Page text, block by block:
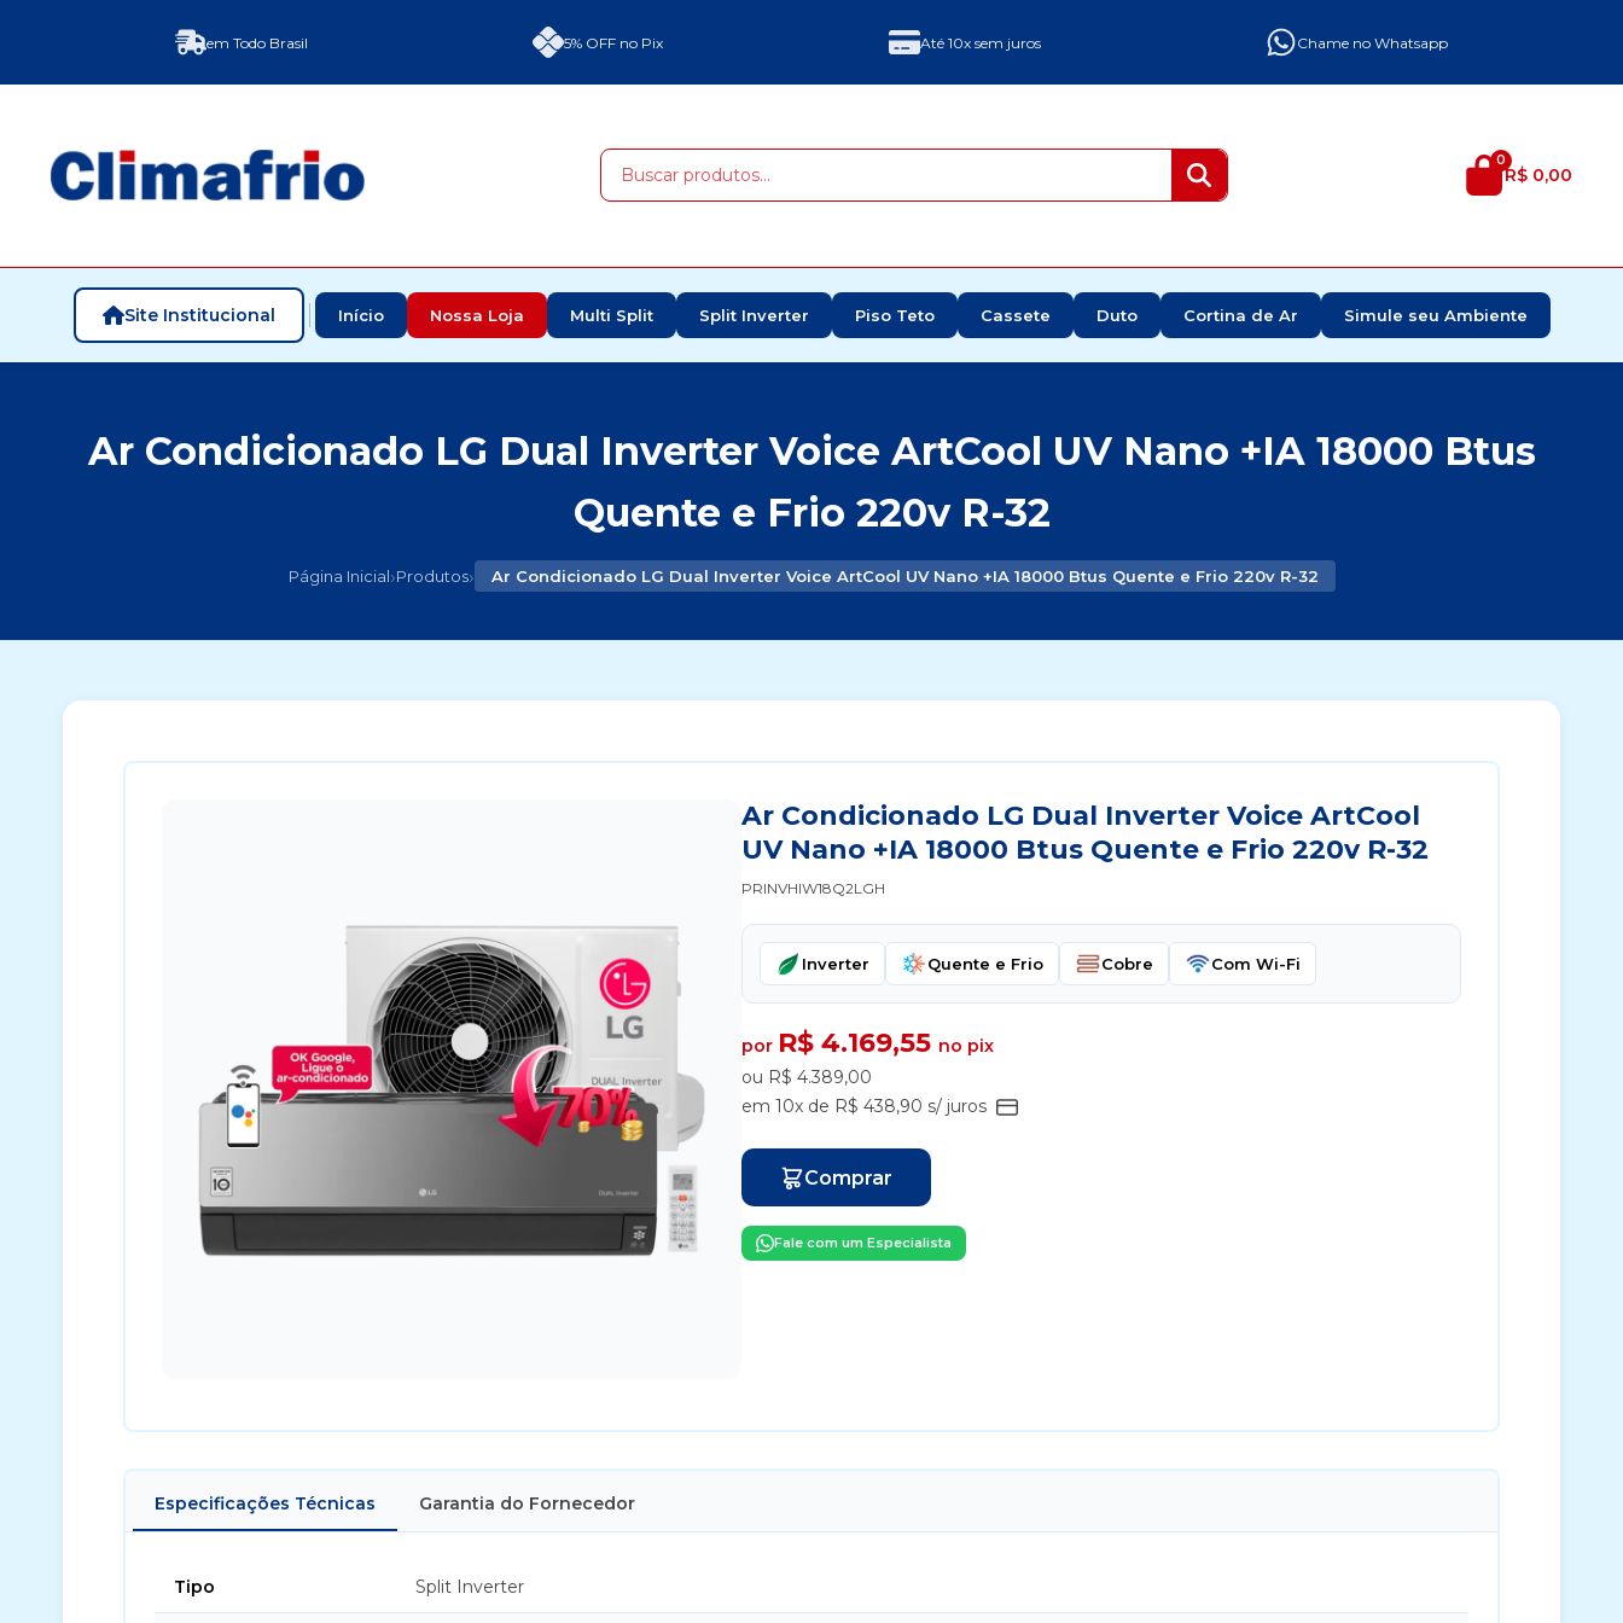
em Todo Brasil 5% OFF no Pix Até 10x sem juros Chame no Whatsapp
0
R$ 0,00
Site Institucional Início Nossa Loja Multi Split Split Inverter Piso Teto Cassete Duto Cortina de Ar Simule seu Ambiente
Ar Condicionado LG Dual Inverter Voice ArtCool UV Nano +IA 18000 Btus
Quente e Frio 220v R-32
Página Inicial›Produtos› Ar Condicionado LG Dual Inverter Voice ArtCool UV Nano +IA 18000 Btus Quente e Frio 220v R-32
Ar Condicionado LG Dual Inverter Voice ArtCool
UV Nano +IA 18000 Btus Quente e Frio 220v R-32
PRINVHIW18Q2LGH
Inverter Quente e Frio Cobre Com Wi-Fi
por R$ 4.169,55 no pix
ou R$ 4.389,00
em 10x de R$ 438,90 s/ juros
Comprar
Fale com um Especialista
Especificações Técnicas Garantia do Fornecedor
Tipo Split Inverter